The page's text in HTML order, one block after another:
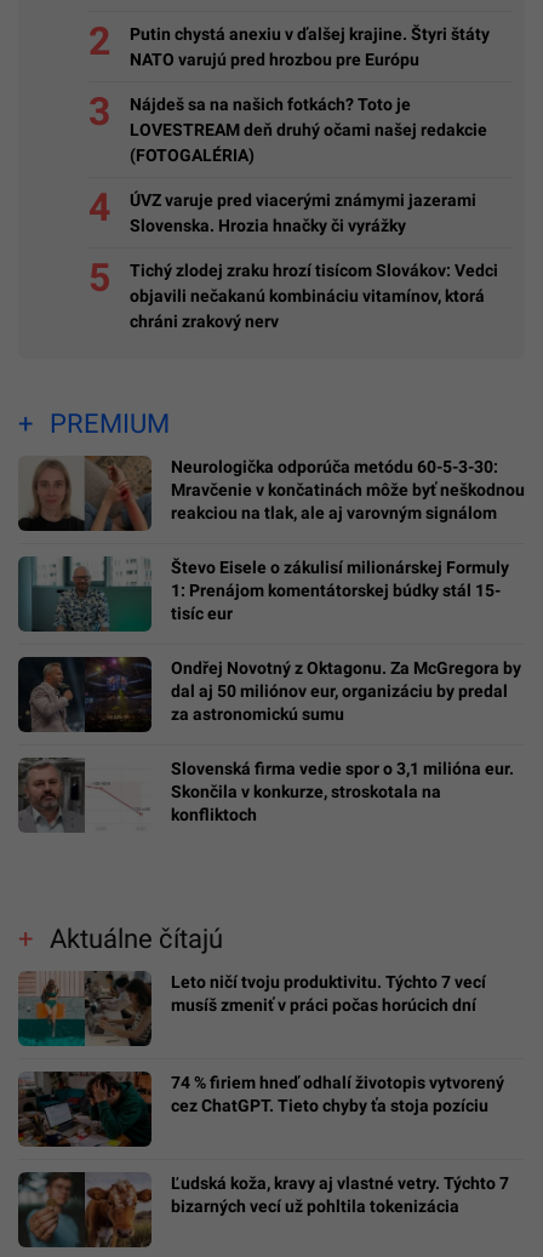
Putin chystá anexiu v ďalšej krajine. Štyri štáty
NATO varujú pred hrozbou pre Európu
Nájdeš sa na našich fotkách? Toto je
LOVESTREAM deň druhý očami našej redakcie
(FOTOGALÉRIA)
ÚVZ varuje pred viacerými známymi jazerami
Slovenska. Hrozia hnačky či vyrážky
Tichý zlodej zraku hrozí tisícom Slovákov: Vedci
objavili nečakanú kombináciu vitamínov, ktorá
chráni zrakový nerv
PREMIUM
Neurologička odporúča metódu 60-5-3-30:
Mravčenie v končatinách môže byť neškodnou
reakciou na tlak, ale aj varovným signálom
Števo Eisele o zákulisí milionárskej Formuly
1: Prenájom komentátorskej búdky stál 15-
tisíc eur
Ondřej Novotný z Oktagonu. Za McGregora by
dal aj 50 miliónov eur, organizáciu by predal
za astronomickú sumu
Slovenská firma vedie spor o 3,1 milióna eur.
Skončila v konkurze, stroskotala na
konfliktoch
Aktuálne čítajú
Leto ničí tvoju produktivitu. Týchto 7 vecí
musíš zmeniť v práci počas horúcich dní
74 % firiem hneď odhalí životopis vytvorený
cez ChatGPT. Tieto chyby ťa stoja pozíciu
Ľudská koža, kravy aj vlastné vetry. Týchto 7
bizarných vecí už pohltila tokenizácia